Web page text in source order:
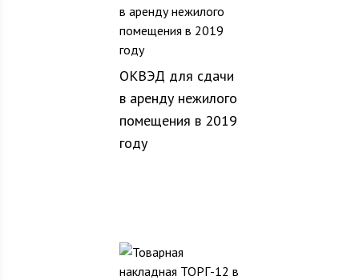
ОКВЭД для сдачи
в аренду нежилого
помещения в 2019
году